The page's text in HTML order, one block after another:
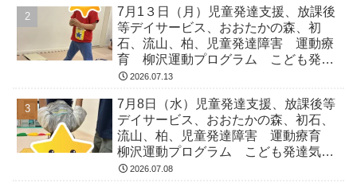
7月1３日（月）児童発達支援、放課後
等デイサービス、おおたかの森、初
石、流山、柏、児童発達障害 運動療
育 柳沢運動プログラム こども発達
気になる 発達障害 放デイ 自閉
2026.07.13
7月8日（水）児童発達支援、放課後等
デイサービス、おおたかの森、初石、
流山、柏、児童発達障害 運動療育
柳沢運動プログラム こども発達気に
なる 発達障害 放デイ 自閉症
2026.07.08